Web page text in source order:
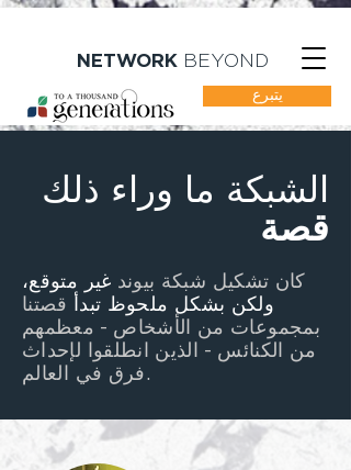
NETWORK BEYOND
يتبرع
الشبكة ما وراء ذلك
قصة
كان تشكيل شبكة بيوند غير متوقع،
ولكن بشكل ملحوظ تبدأ
قصتنا
بمجموعات من الأشخاص - معظمهم
من الكنائس -
الذين انطلقوا لإحداث
فرق في العالم.